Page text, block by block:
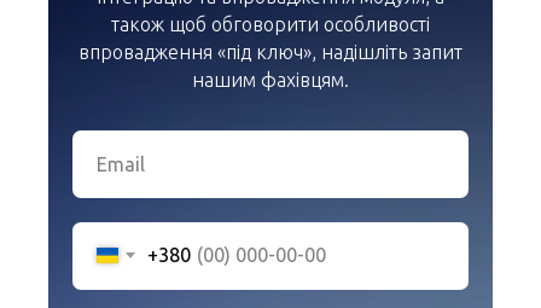
також щоб обговорити особливості
впровадження «під ключ», надішліть запит
нашим фахівцям.
+380